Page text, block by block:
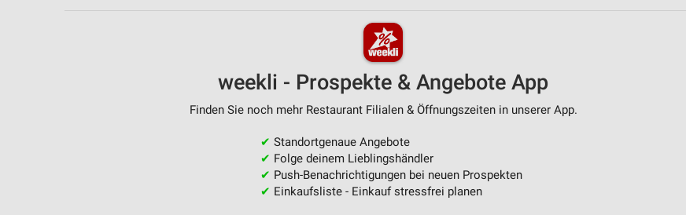
weekli - Prospekte & Angebote App
Finden Sie noch mehr Restaurant Filialen & Öffnungszeiten in unserer App.
✔ Standortgenaue Angebote
✔ Folge deinem Lieblingshändler
✔ Push-Benachrichtigungen bei neuen Prospekten
✔ Einkaufsliste - Einkauf stressfrei planen